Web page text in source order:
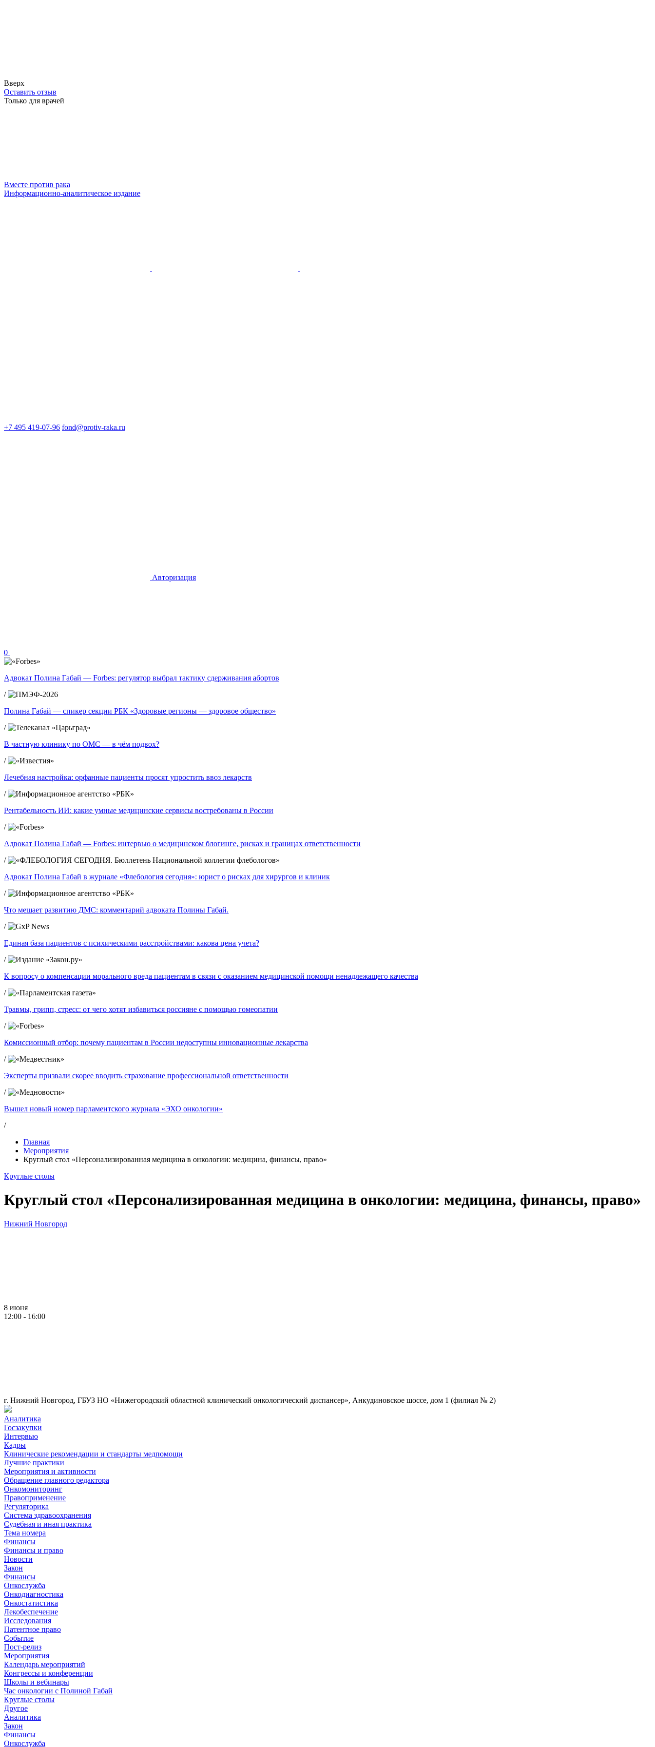
Вверх
Оставить отзыв
Только для врачей
Вместе против рака
Информационно-аналитическое издание
+7 495 419-07-96 fond@protiv-raka.ru
Авторизация
0
Адвокат Полина Габай — Forbes: регулятор выбрал тактику сдерживания абортов
/
Полина Габай — спикер секции РБК «Здоровые регионы — здоровое общество»
/
В частную клинику по ОМС — в чём подвох?
/
Лечебная настройка: орфанные пациенты просят упростить ввоз лекарств
/
Рентабельность ИИ: какие умные медицинские сервисы востребованы в России
/
Адвокат Полина Габай — Forbes: интервью о медицинском блогинге, рисках и границах ответственности
/
Адвокат Полина Габай в журнале «Флебология сегодня»: юрист о рисках для хирургов и клиник
/
Что мешает развитию ДМС: комментарий адвоката Полины Габай.
/
Единая база пациентов с психическими расстройствами: какова цена учета?
/
К вопросу о компенсации морального вреда пациентам в связи с оказанием медицинской помощи ненадлежащего качества
/
Травмы, грипп, стресс: от чего хотят избавиться россияне с помощью гомеопатии
/
Комиссионный отбор: почему пациентам в России недоступны инновационные лекарства
/
Эксперты призвали скорее вводить страхование профессиональной ответственности
/
Вышел новый номер парламентского журнала «ЭХО онкологии»
/
Главная
Мероприятия
Круглый стол «Персонализированная медицина в онкологии: медицина, финансы, право»
Круглые столы
Круглый стол «Персонализированная медицина в онкологии: медицина, финансы, право»
Нижний Новгород
8 июня
12:00 - 16:00
г. Нижний Новгород, ГБУЗ НО «Нижегородский областной клинический онкологический диспансер», Анкудиновское шоссе, дом 1 (филиал № 2)
Аналитика
Госзакупки
Интервью
Кадры
Клинические рекомендации и стандарты медпомощи
Лучшие практики
Мероприятия и активности
Обращение главного редактора
Онкомониторинг
Правоприменение
Регуляторика
Система здравоохранения
Судебная и иная практика
Тема номера
Финансы
Финансы и право
Новости
Закон
Финансы
Онкослужба
Онкодиагностика
Онкостатистика
Лекобеспечение
Исследования
Патентное право
Событие
Пост-релиз
Мероприятия
Календарь мероприятий
Конгрессы и конференции
Школы и вебинары
Час онкологии с Полиной Габай
Круглые столы
Другое
Аналитика
Закон
Финансы
Онкослужба